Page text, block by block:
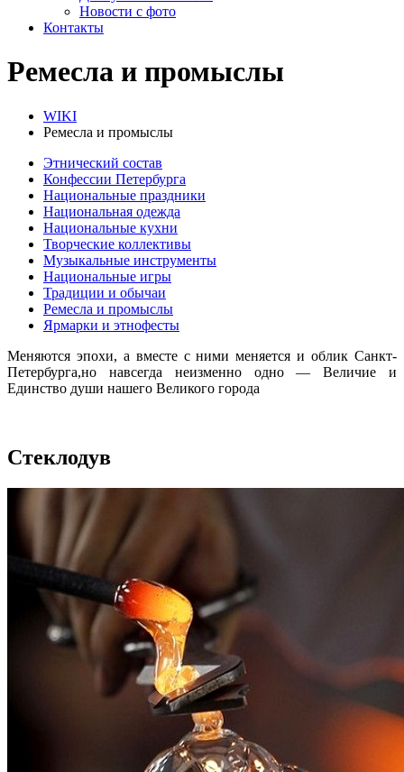
Новости с фото
Контакты
Ремесла и промыслы
WIKI
Ремесла и промыслы
Этнический состав
Конфессии Петербурга
Национальные праздники
Национальная одежда
Национальные кухни
Творческие коллективы
Музыкальные инструменты
Национальные игры
Традиции и обычаи
Ремесла и промыслы
Ярмарки и этнофесты
Меняются эпохи, а вместе с ними меняется и облик Санкт-
Петербурга,но навсегда неизменно одно — Величие и
Единство души нашего Великого города
Стеклодув